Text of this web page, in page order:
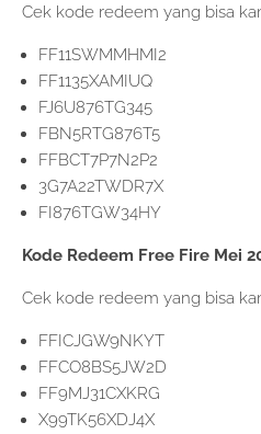
Cek kode redeem yang bisa
FF11SWMMHMI2
FF1135XAMIUQ
FJ6U876TG345
FBN5RTG876T5
FFBCT7P7N2P2
3G7A22TWDR7X
FI876TGW34HY
Kode Redeem Free Fire Mei
Cek kode redeem yang bisa
FFICJGW9NKYT
FFCO8BS5JW2D
FF9MJ31CXKRG
X99TK56XDJ4X